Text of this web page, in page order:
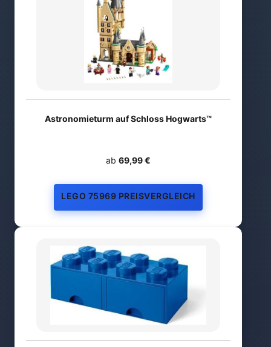
Astronomieturm auf Schloss Hogwarts™
ab 69,99 €
LEGO 75969 PREISVERGLEICH